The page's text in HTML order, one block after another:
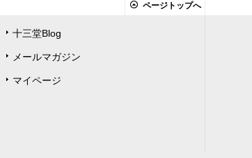
ページトップへ
十三堂Blog
メールマガジン
マイページ